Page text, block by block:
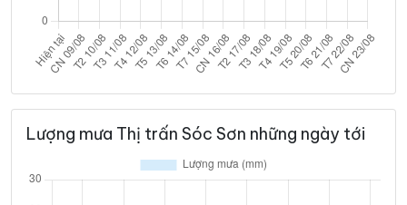
Lượng mưa Thị trấn Sóc Sơn những ngày tới